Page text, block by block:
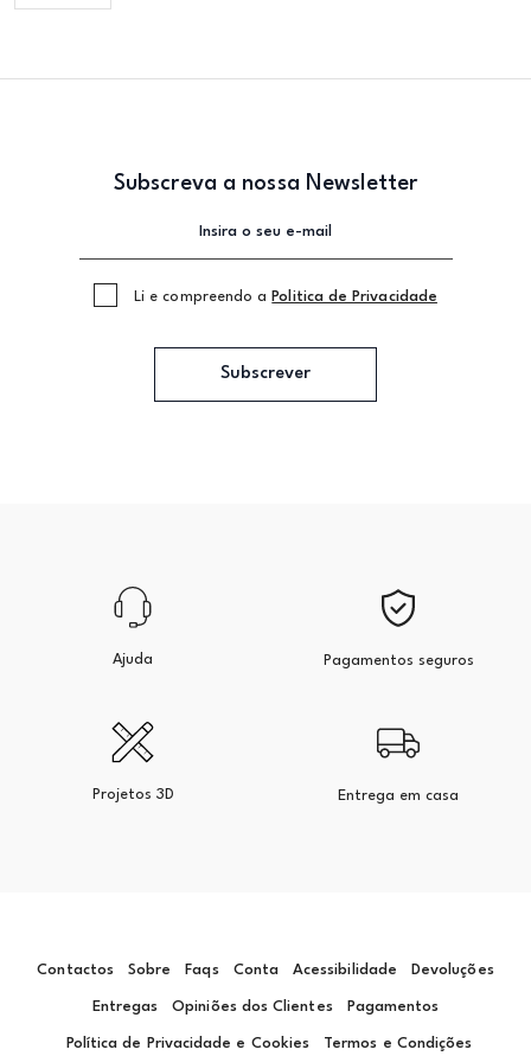
Subscreva a nossa Newsletter
Li e compreendo a Politica de Privacidade
Subscrever
Ajuda Pagamentos seguros
Projetos 3D Entrega em casa
Contactos Sobre Faqs Conta Acessibilidade Devoluções
Entregas Opiniões dos Clientes Pagamentos
Política de Privacidade e Cookies Termos e Condições